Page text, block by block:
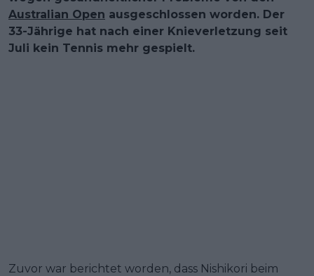
Australian Open ausgeschlossen worden. Der
33-Jährige hat nach einer Knieverletzung seit
Juli kein Tennis mehr gespielt.
Zuvor war berichtet worden, dass Nishikori beim